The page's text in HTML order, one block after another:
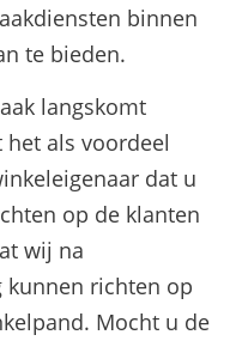
binnen
te bieden.
langskomt
als voordeel
dat u
op de klanten
wij na
richten op
Mocht u de